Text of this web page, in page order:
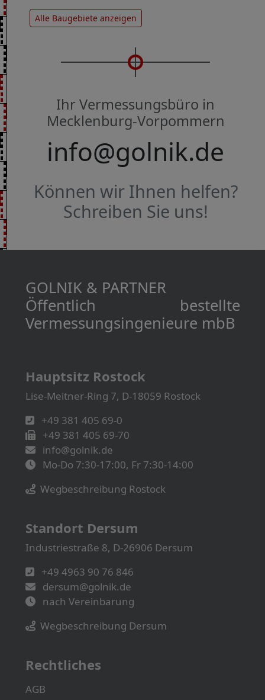
Alle Baugebiete anzeigen
Ihr Vermessungsbüro in
Mecklenburg-Vorpommern
info@golnik.de
Können wir Ihnen helfen?
Schreiben Sie uns!
GOLNIK & PARTNER
Öffentlich bestellte
Vermessungs­­ingenieure mbB
Hauptsitz Rostock
Lise-Meitner-Ring 7, D-18059 Rostock
+49 381 405 69-0
+49 381 405 69-70
info@golnik.de
Mo-Do 7:30-17:00, Fr 7:30-14:00
Wegbeschreibung Rostock
Standort Dersum
Industriestraße 8, D-26906 Dersum
+49 4963 90 76 846
dersum@golnik.de
nach Vereinbarung
Wegbeschreibung Dersum
Rechtliches
AGB